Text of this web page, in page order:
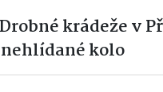
Drobné krádeže v
kolo